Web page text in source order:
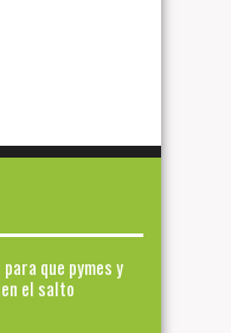
que pymes y
el salto